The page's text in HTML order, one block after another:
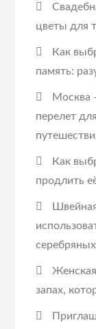
цветы для
Как
память:
Москва
перелет
Как
продлить
запах,